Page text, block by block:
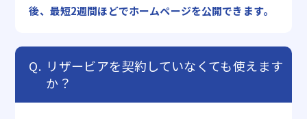
後、最短2週間ほどでホームページを公開できます。
リザービアを契約していなくても使えます
か？